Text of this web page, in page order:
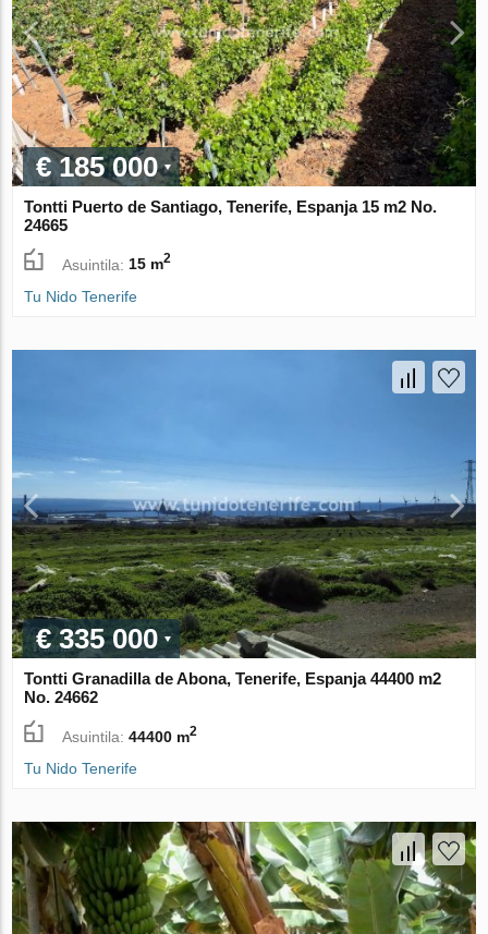
€ 185 000
Tontti Puerto de Santiago, Tenerife, Espanja 15 m2 No.
24665
Asuintila:15 m2
Tu Nido Tenerife
€ 335 000
Tontti Granadilla de Abona, Tenerife, Espanja 44400 m2
No. 24662
Asuintila:44400 m2
Tu Nido Tenerife